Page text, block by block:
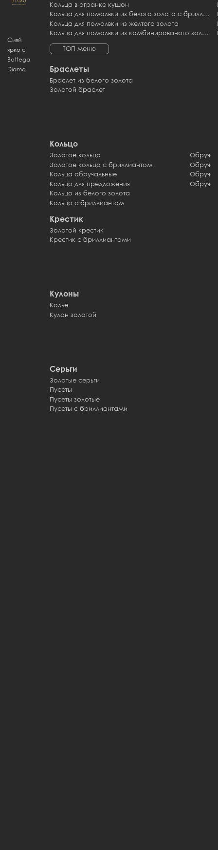
Сияй
ярко с
Bottega
Diamo
Кольца в огранке кушон
Кольца для помолвки из белого золота с бриллиантами
Кольца для помолвки из желтого золота
Кольца для помолвки из комбинированого золота
ТОП меню
Браслеты
Браслет из белого золота
Золотой браслет
Кольцо
Золотое кольцо
Золотое кольцо с бриллиантом
Кольца обручальные
Кольцо для предложения
Кольцо из белого золота
Кольцо с бриллиантом
Крестик
Золотой крестик
Крестик с бриллиантами
Кулоны
Колье
Кулон золотой
Серьги
Золотые серьги
Пусеты
Пусеты золотые
Пусеты с бриллиантами